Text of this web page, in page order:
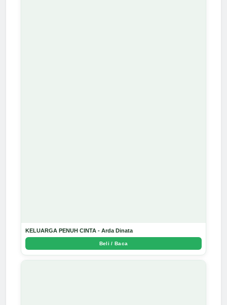
KELUARGA PENUH CINTA - Arda Dinata
Beli / Baca